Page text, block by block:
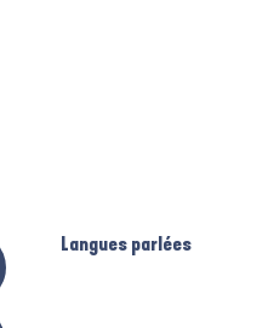
Langues parlées
Langues parlées